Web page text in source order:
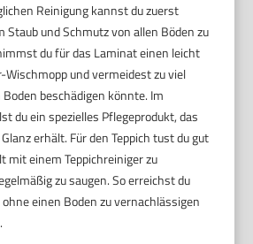
Reinigung kannst du zuerst
Staub und Schmutz von allen Böden zu
du für das Laminat einen leicht
und vermeidest zu viel
beschädigen könnte. Im
du ein spezielles Pflegeprodukt, das
erhält. Für den Teppich tust du gut
mit einem Teppichreiniger zu
zu saugen. So erreichst du
einen Boden zu vernachlässigen